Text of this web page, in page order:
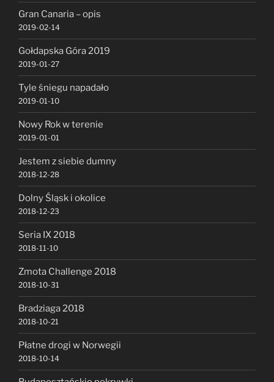
Gran Canaria – opis
2019-02-14
Gołdapska Góra 2019
2019-01-27
Tyle śniegu napadało
2019-01-10
Nowy Rok w terenie
2019-01-01
Jestem z siebie dumny
2018-12-28
Dolny Śląsk i okolice
2018-12-23
Seria IX 2018
2018-11-10
Zmota Challenge 2018
2018-10-31
Bradziaga 2018
2018-10-21
Płatne drogi w Norwegii
2018-10-14